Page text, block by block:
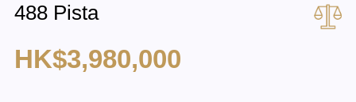
488 Pista
HK$3,980,000